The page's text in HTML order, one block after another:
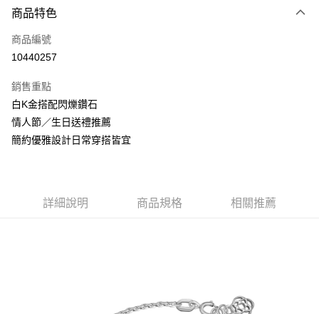
商品特色
商品編號
10440257
銷售重點
白K金搭配閃爍鑽石
情人節／生日送禮推薦
簡約優雅設計日常穿搭皆宜
詳細說明 商品規格 相關推薦